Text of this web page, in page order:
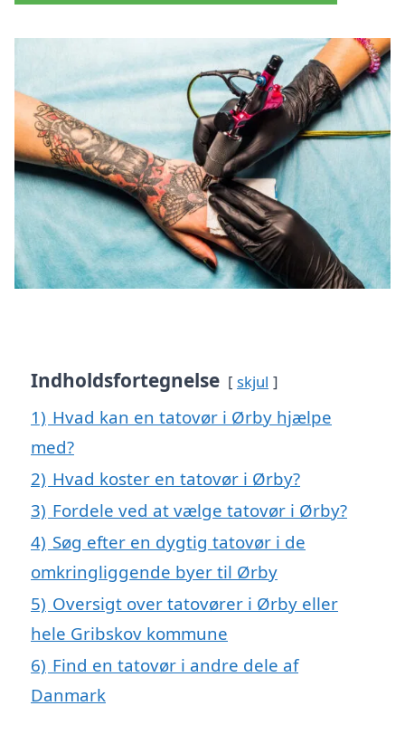
Indholdsfortegnelse skjul
1) Hvad kan en tatovør i Ørby hjælpe
med?
2) Hvad koster en tatovør i Ørby?
3) Fordele ved at vælge tatovør i Ørby?
4) Søg efter en dygtig tatovør i de
omkringliggende byer til Ørby
5) Oversigt over tatovører i Ørby eller
hele Gribskov kommune
6) Find en tatovør i andre dele af
Danmark